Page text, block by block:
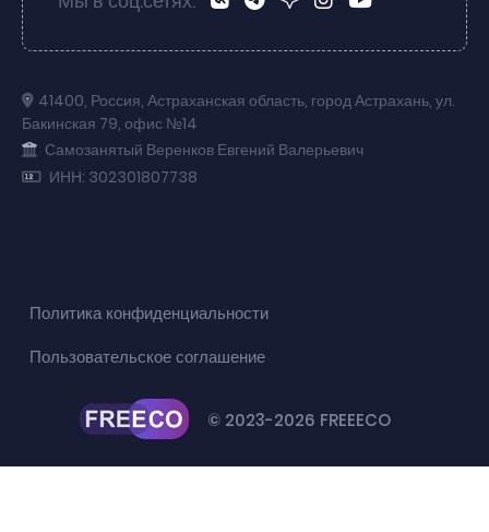
41400, Россия, Астраханская область, город Астрахань, ул.
Бакинская 79, офис №14
Самозанятый Веренков Евгений Валерьевич
ИНН: 302301807738
© 2023-2026 FREEECO
Политика конфиденциальности
Пользовательское соглашение